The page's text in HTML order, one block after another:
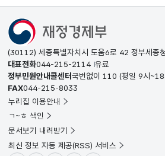
(30112) 세종특별자치시 도움6로 42 정부세종
대표전화044-215-2114 유료
정부민원안내콜센터국번없이 110 (평일 9시~18
FAX044-215-8033
누리집 이용안내
ㄱ~ㅎ 색인
문서보기 내려받기
최신 정보 자동 제공(RSS) 서비스